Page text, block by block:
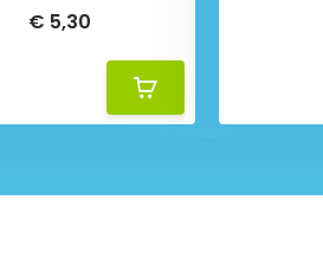
€ 5,30